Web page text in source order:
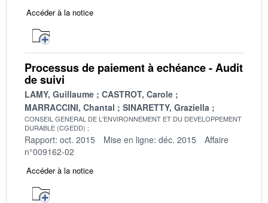
Accéder à la notice
Processus de paiement à echéance - Audit
de suivi
LAMY, Guillaume
CASTROT, Carole
MARRACCINI, Chantal
SINARETTY, Graziella
CONSEIL GENERAL DE L'ENVIRONNEMENT ET DU DEVELOPPEMENT
DURABLE (CGEDD)
Rapport: oct. 2015 Mise en ligne: déc. 2015
Affaire
n°009162-02
Accéder à la notice